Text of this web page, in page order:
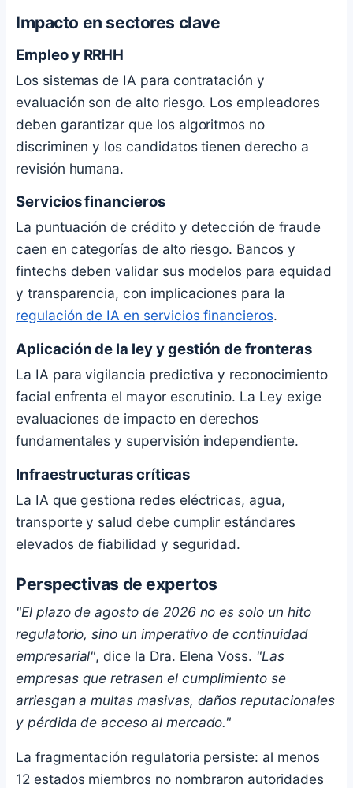
Impacto en sectores clave
Empleo y RRHH
Los sistemas de IA para contratación y
evaluación son de alto riesgo. Los empleadores
deben garantizar que los algoritmos no
discriminen y los candidatos tienen derecho a
revisión humana.
Servicios financieros
La puntuación de crédito y detección de fraude
caen en categorías de alto riesgo. Bancos y
fintechs deben validar sus modelos para equidad
y transparencia, con implicaciones para la
regulación de IA en servicios financieros.
Aplicación de la ley y gestión de fronteras
La IA para vigilancia predictiva y reconocimiento
facial enfrenta el mayor escrutinio. La Ley exige
evaluaciones de impacto en derechos
fundamentales y supervisión independiente.
Infraestructuras críticas
La IA que gestiona redes eléctricas, agua,
transporte y salud debe cumplir estándares
elevados de fiabilidad y seguridad.
Perspectivas de expertos
"El plazo de agosto de 2026 no es solo un hito
regulatorio, sino un imperativo de continuidad
empresarial", dice la Dra. Elena Voss. "Las
empresas que retrasen el cumplimiento se
arriesgan a multas masivas, daños reputacionales
y pérdida de acceso al mercado."
La fragmentación regulatoria persiste: al menos
12 estados miembros no nombraron autoridades